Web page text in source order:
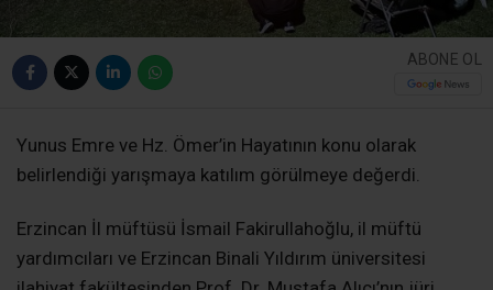
ABONE OL
Yunus Emre ve Hz. Ömer’in Hayatının konu olarak
belirlendiği yarışmaya katılım görülmeye değerdi.
Erzincan İl müftüsü İsmail Fakirullahoğlu, il müftü
yardımcıları ve Erzincan Binali Yıldırım üniversitesi